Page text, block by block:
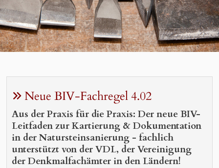
Neue BIV-Fachregel 4.02
Aus der Praxis für die Praxis: Der neue BIV-
Leitfaden zur Kartierung & Dokumentation
in der Natursteinsanierung - fachlich
unterstützt von der VDL, der Vereinigung
der Denkmalfachämter in den Ländern!